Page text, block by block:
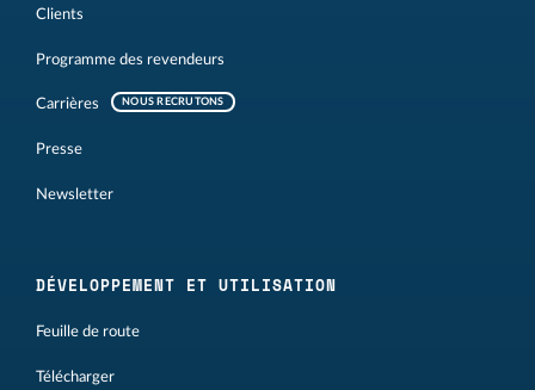
Clients
Programme des revendeurs
Carrières NOUS RECRUTONS
Presse
Newsletter
DÉVELOPPEMENT ET UTILISATION
Feuille de route
Télécharger